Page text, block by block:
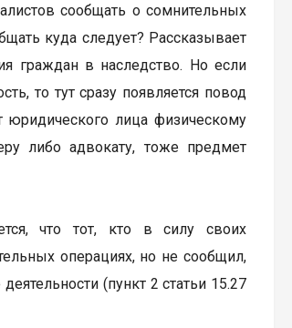
сообщать о сомнительных
куда следует? Рассказывает
граждан в наследство. Но если
то тут сразу появляется повод
юридического лица физическому
либо адвокату, тоже предмет
что тот, кто в силу своих
операциях, но не сообщил,
(пункт 2 статьи 15.27